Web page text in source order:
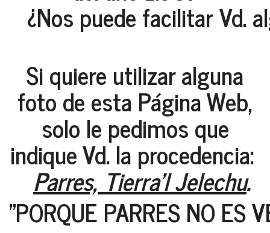
¿Nos puede facilitar Vd.
Si quiere utilizar alguna
foto de esta Página Web,
solo le pedimos que
indique Vd. la procedencia:
Parres, Tierra'l Jelechu.
"PORQUE PARRES NO ES